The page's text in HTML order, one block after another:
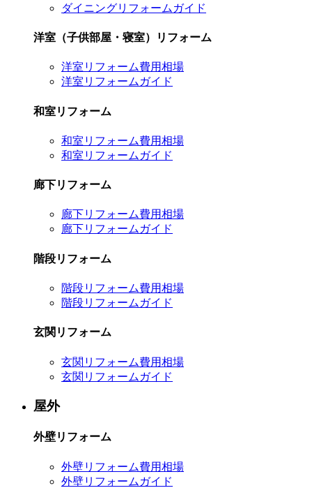
ダイニングリフォームガイド
洋室（子供部屋・寝室）リフォーム
洋室リフォーム費用相場
洋室リフォームガイド
和室リフォーム
和室リフォーム費用相場
和室リフォームガイド
廊下リフォーム
廊下リフォーム費用相場
廊下リフォームガイド
階段リフォーム
階段リフォーム費用相場
階段リフォームガイド
玄関リフォーム
玄関リフォーム費用相場
玄関リフォームガイド
屋外
外壁リフォーム
外壁リフォーム費用相場
外壁リフォームガイド